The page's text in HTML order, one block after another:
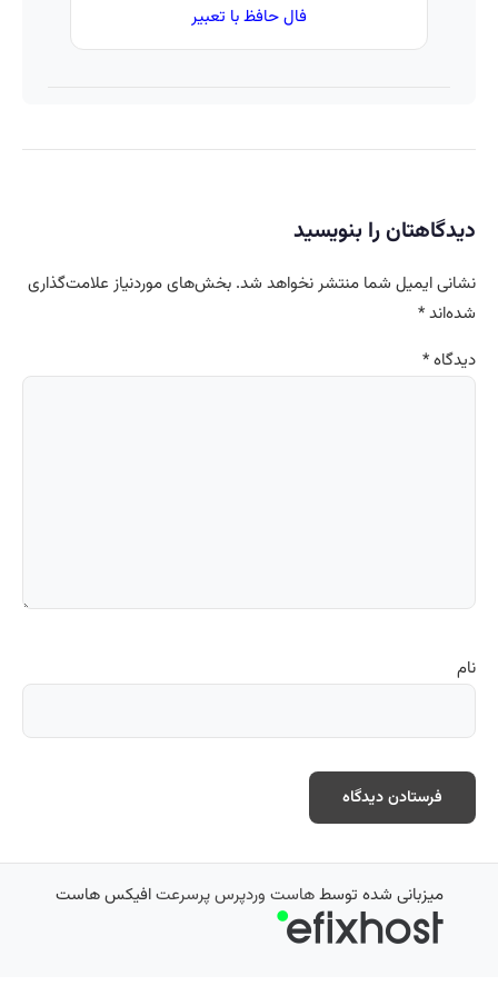
فال حافظ با تعبیر
دیدگاهتان را بنویسید
نشانی ایمیل شما منتشر نخواهد شد. بخش‌های موردنیاز علامت‌گذاری
شده‌اند*
دیدگاه*
نام
میزبانی شده توسطهاست وردپرس پرسرعتافیکس هاست